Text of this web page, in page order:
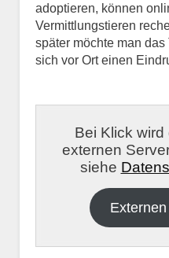
adoptieren, können
Vermittlungstieren
später möchte man
sich vor Ort einen
Bei Klick
externen
siehe